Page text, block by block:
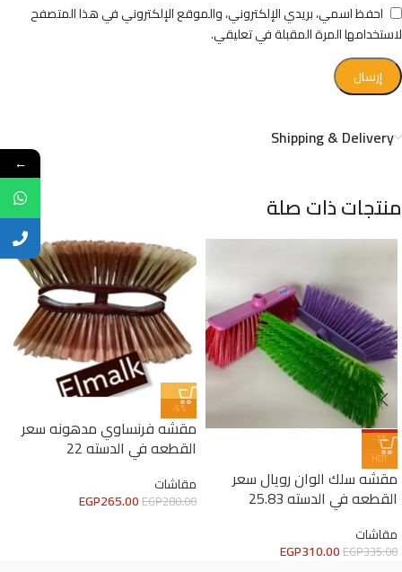
احفظ اسمي، بريدي الإلكتروني، والموقع الإلكتروني في هذا المتصفح
لاستخدامها المرة المقبلة في تعليقي.
Shipping & Delivery
منتجات ذات صلة
-7%
HOT
مقشه سلك الوان رويال سعر
القطعه في الدسته 25.83
مقاشات
EGP335.00
EGP310.00
-5%
مقشه فرنساوي مدهونه سعر
القطعه في الدسته 22
مقاشات
EGP280.00
EGP265.00
←